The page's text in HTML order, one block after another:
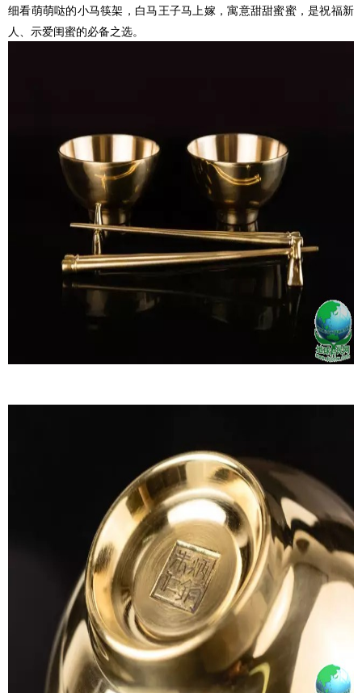
细看萌萌哒的小马筷架，白马王子马上嫁，寓意甜甜蜜蜜，是祝福新
人、示爱闺蜜的必备之选。